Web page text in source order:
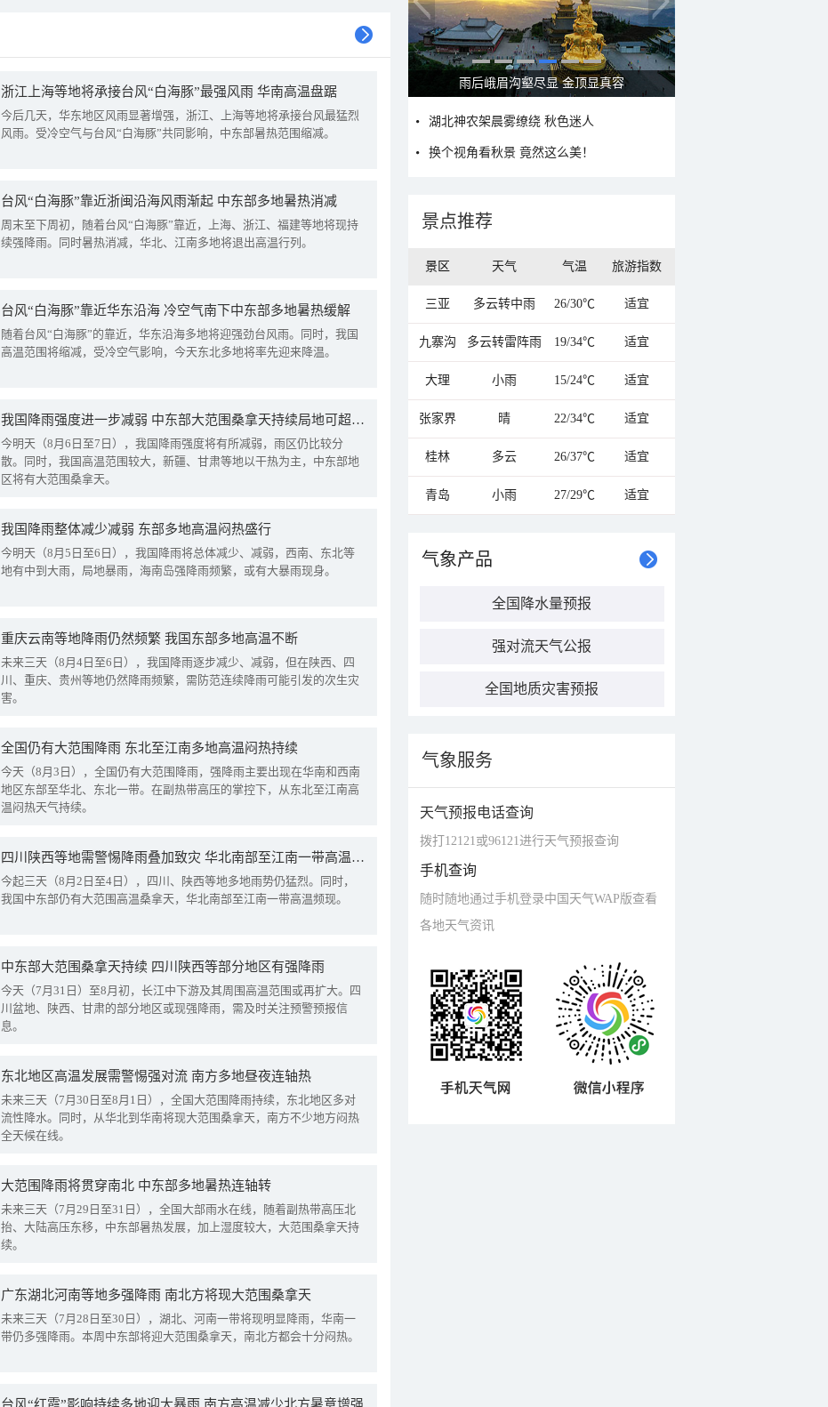
浙江上海等地将承接台风“白海豚”最强风雨 华南高温盘踞
今后几天，华东地区风雨显著增强，浙江、上海等地将承接台风最猛烈
风雨。受冷空气与台风“白海豚”共同影响，中东部暑热范围缩减。
台风“白海豚”靠近浙闽沿海风雨渐起 中东部多地暑热消减
周末至下周初，随着台风“白海豚”靠近，上海、浙江、福建等地将现持
续强降雨。同时暑热消减，华北、江南多地将退出高温行列。
台风“白海豚”靠近华东沿海 冷空气南下中东部多地暑热缓解
随着台风“白海豚”的靠近，华东沿海多地将迎强劲台风雨。同时，我国
高温范围将缩减，受冷空气影响，今天东北多地将率先迎来降温。
我国降雨强度进一步减弱 中东部大范围桑拿天持续局地可超38℃
今明天（8月6日至7日），我国降雨强度将有所减弱，雨区仍比较分
散。同时，我国高温范围较大，新疆、甘肃等地以干热为主，中东部地
区将有大范围桑拿天。
我国降雨整体减少减弱 东部多地高温闷热盛行
今明天（8月5日至6日），我国降雨将总体减少、减弱，西南、东北等
地有中到大雨，局地暴雨，海南岛强降雨频繁，或有大暴雨现身。
重庆云南等地降雨仍然频繁 我国东部多地高温不断
未来三天（8月4日至6日），我国降雨逐步减少、减弱，但在陕西、四
川、重庆、贵州等地仍然降雨频繁，需防范连续降雨可能引发的次生灾
害。
全国仍有大范围降雨 东北至江南多地高温闷热持续
今天（8月3日），全国仍有大范围降雨，强降雨主要出现在华南和西南
地区东部至华北、东北一带。在副热带高压的掌控下，从东北至江南高
温闷热天气持续。
四川陕西等地需警惕降雨叠加致灾 华北南部至江南一带高温频现
今起三天（8月2日至4日），四川、陕西等地多地雨势仍猛烈。同时，
我国中东部仍有大范围高温桑拿天，华北南部至江南一带高温频现。
中东部大范围桑拿天持续 四川陕西等部分地区有强降雨
今天（7月31日）至8月初，长江中下游及其周围高温范围或再扩大。四
川盆地、陕西、甘肃的部分地区或现强降雨，需及时关注预警预报信
息。
东北地区高温发展需警惕强对流 南方多地昼夜连轴热
未来三天（7月30日至8月1日），全国大范围降雨持续，东北地区多对
流性降水。同时，从华北到华南将现大范围桑拿天，南方不少地方闷热
全天候在线。
大范围降雨将贯穿南北 中东部多地暑热连轴转
未来三天（7月29日至31日），全国大部雨水在线，随着副热带高压北
抬、大陆高压东移，中东部暑热发展，加上湿度较大，大范围桑拿天持
续。
广东湖北河南等地多强降雨 南北方将现大范围桑拿天
未来三天（7月28日至30日），湖北、河南一带将现明显降雨，华南一
带仍多强降雨。本周中东部将迎大范围桑拿天，南北方都会十分闷热。
秋意浓 蓝天映衬下的哈尔滨伏尔加庄园
湖北神农架晨雾缭绕 秋色迷人
换个视角看秋景 竟然这么美！
景点推荐
景区 天气 气温 旅游指数
三亚 多云转中雨 26/30℃ 适宜
九寨沟 多云转雷阵雨 19/34℃ 适宜
大理 小雨 15/24℃ 适宜
张家界 晴 22/34℃ 适宜
桂林 多云 26/37℃ 适宜
青岛 小雨 27/29℃ 适宜
气象产品
全国降水量预报
强对流天气公报
全国地质灾害预报
气象服务
天气预报电话查询
拨打12121或96121进行天气预报查询
手机查询
随时随地通过手机登录中国天气WAP版查看
各地天气资讯